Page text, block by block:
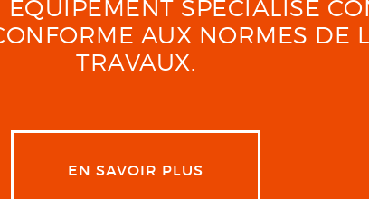
SPÉCIALISÉ
AUX NORMES DE
TRAVAUX.
EN SAVOIR PLUS